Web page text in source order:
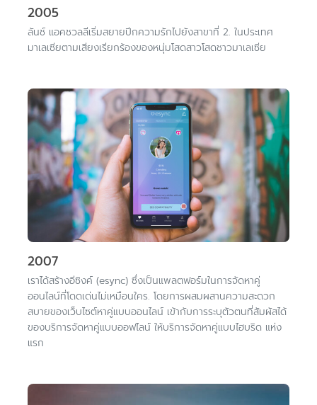
2005
ลันช์ แอคชวลลีเริ่มสยายปีกความรักไปยังสาขาที่ 2. ในประเทศ
มาเลเซียตามเสียงเรียกร้องของหนุ่มโสดสาวโสดชาวมาเลเซีย
2007
เราได้สร้างอีซิงค์ (esync) ซึ่งเป็นแพลตฟอร์มในการจัดหาคู่
ออนไลน์ที่โดดเด่นไม่เหมือนใคร. โดยการผสมผสานความสะดวก
สบายของเว็บไซต์หาคู่แบบออนไลน์ เข้ากับการระบุตัวตนที่สัมผัสได้
ของบริการจัดหาคู่แบบออฟไลน์ ให้บริการจัดหาคู่แบบไฮบริด แห่ง
แรก